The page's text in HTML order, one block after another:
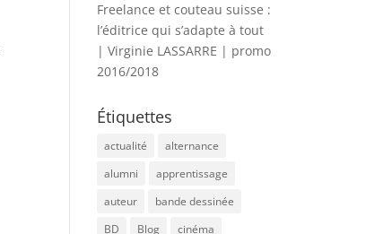
Freelance et couteau suisse :
l’éditrice qui s’adapte à tout
| Virginie LASSARRE | promo
2016/2018
Étiquettes
actualité
alternance
alumni
apprentissage
auteur
bande dessinée
BD
Blog
cinéma